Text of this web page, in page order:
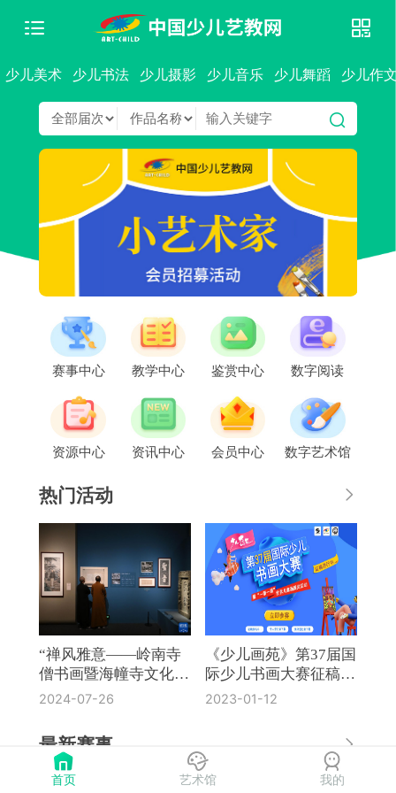
少儿美术 少儿书法 少儿摄影 少儿音乐 少儿舞蹈 少儿作
赛事中心 教学中心 鉴赏中心 数字阅读
资源中心 资讯中心 会员中心 数字艺术馆
热门活动
“禅风雅意——岭南寺
僧书画暨海幢寺文化
展”在国博开幕
2024-07-26
《少儿画苑》第37届国
际少儿书画大赛征稿通
知
2023-01-12
最新赛事
《奔流·小作家》第8届全国中
首页 艺术馆 我的